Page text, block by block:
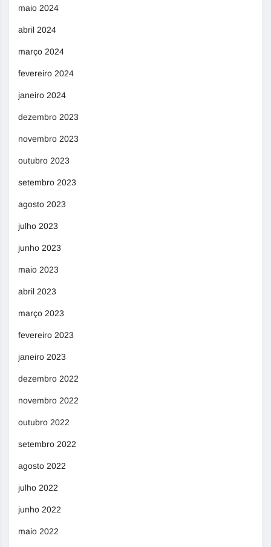
maio 2024
abril 2024
março 2024
fevereiro 2024
janeiro 2024
dezembro 2023
novembro 2023
outubro 2023
setembro 2023
agosto 2023
julho 2023
junho 2023
maio 2023
abril 2023
março 2023
fevereiro 2023
janeiro 2023
dezembro 2022
novembro 2022
outubro 2022
setembro 2022
agosto 2022
julho 2022
junho 2022
maio 2022